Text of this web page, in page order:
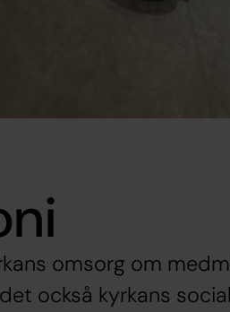
omsorg om
också kyrkans